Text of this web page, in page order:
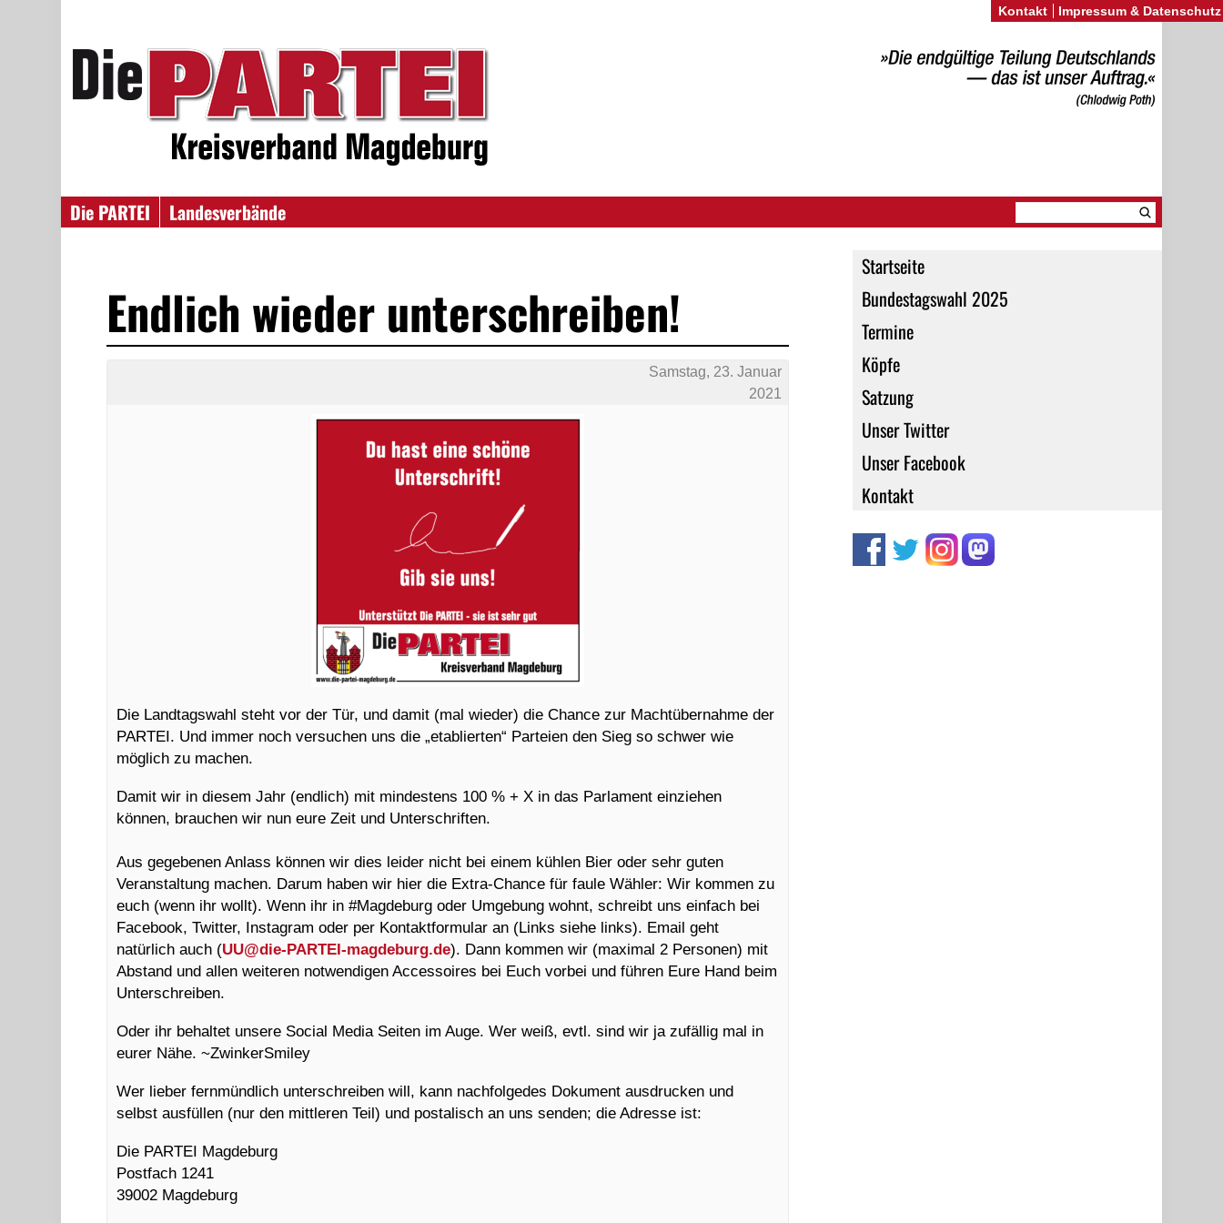
Die PARTEI
Landesverbände
Startseite
Bundestagswahl 2025
Termine
Köpfe
Satzung
Unser Twitter
Unser Facebook
Kontakt
Endlich wieder unterschreiben!
Samstag, 23. Januar
2021
Die Landtagswahl steht vor der Tür, und damit (mal wieder) die Chance zur Machtübernahme der
PARTEI. Und immer noch versuchen uns die „etablierten“ Parteien den Sieg so schwer wie
möglich zu machen.
Damit wir in diesem Jahr (endlich) mit mindestens 100 % + X in das Parlament einziehen
können, brauchen wir nun eure Zeit und Unterschriften.
Aus gegebenen Anlass können wir dies leider nicht bei einem kühlen Bier oder sehr guten
Veranstaltung machen. Darum haben wir hier die Extra-Chance für faule Wähler: Wir kommen zu
euch (wenn ihr wollt). Wenn ihr in #Magdeburg oder Umgebung wohnt, schreibt uns einfach bei
Facebook, Twitter, Instagram oder per Kontaktformular an (Links siehe links). Email geht
natürlich auch (UU@die-PARTEI-magdeburg.de). Dann kommen wir (maximal 2 Personen) mit
Abstand und allen weiteren notwendigen Accessoires bei Euch vorbei und führen Eure Hand beim
Unterschreiben.
Oder ihr behaltet unsere Social Media Seiten im Auge. Wer weiß, evtl. sind wir ja zufällig mal in
eurer Nähe. ~ZwinkerSmiley
Wer lieber fernmündlich unterschreiben will, kann nachfolgedes Dokument ausdrucken und
selbst ausfüllen (nur den mittleren Teil) und postalisch an uns senden; die Adresse ist:
Die PARTEI Magdeburg
Postfach 1241
39002 Magdeburg
Kontakt Impressum & Datenschutz